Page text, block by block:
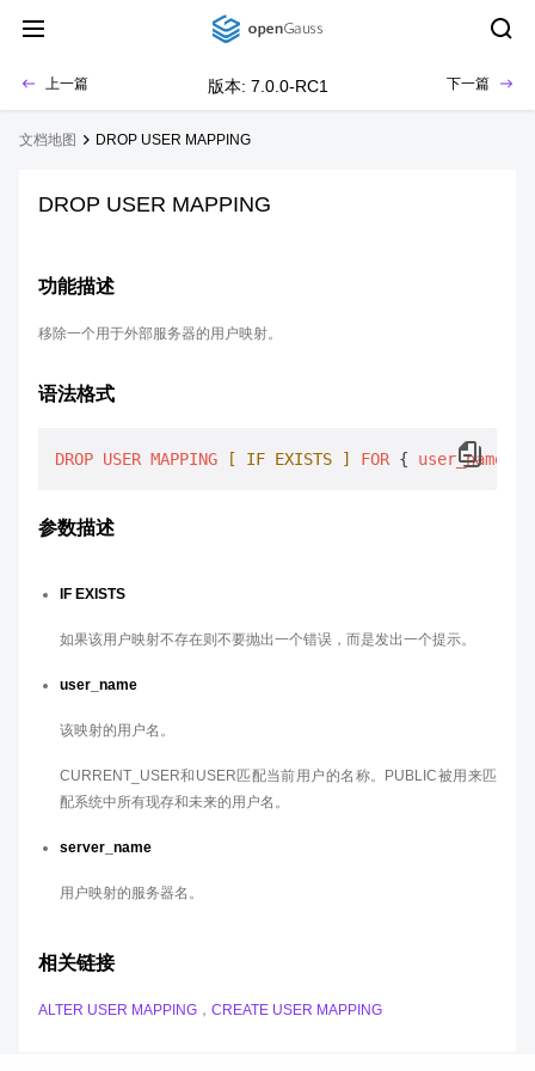
上一篇 版本: 7.0.0-RC1 下一篇
文档地图 DROP USER MAPPING
DROP USER MAPPING
功能描述
移除一个用于外部服务器的用户映射。
语法格式
DROP USER MAPPING [ IF EXISTS ] FOR { user_name
参数描述
IF EXISTS
如果该用户映射不存在则不要抛出一个错误，而是发出一个提示。
user_name
该映射的用户名。
CURRENT_USER和USER匹配当前用户的名称。PUBLIC被用来匹
配系统中所有现存和未来的用户名。
server_name
用户映射的服务器名。
相关链接
ALTER USER MAPPING ， CREATE USER MAPPING